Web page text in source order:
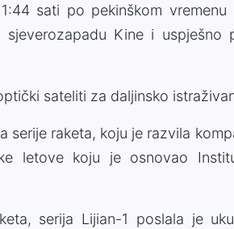
sati po pekinškom
sjeverozapadu Kine i uspješno
sateliti za daljinsko
serije raketa, koju je razvila
letove koju je osnovao
serija Lijian-1 poslala je